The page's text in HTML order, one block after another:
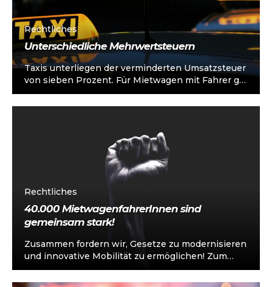
Rechtliches
Unterschiedliche Mehrwertsteuern
Taxis unterliegen der verminderten Umsatzsteuer
von sieben Prozent. Für Mietwagen mit Fahrer gilt
der volle Steuersatz von 19 Prozent, wodurch...
Rechtliches
40.000 MietwagenfahrerInnen sind
gemeinsam stark!
Zusammen fordern wir, Gesetze zu modernisieren
und innovative Mobilität zu ermöglichen! Zum
Beispiel müssen MietwagenfahrerInnen laut
Rückkehrpflicht nach dem Absetzen...